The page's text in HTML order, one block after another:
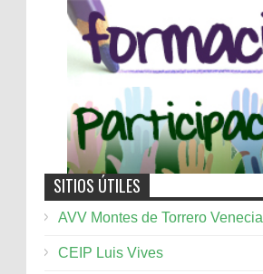
SITIOS ÚTILES
AVV Montes de Torrero Venecia
CEIP Luis Vives